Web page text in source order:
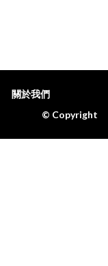
關於我們
© Copyright